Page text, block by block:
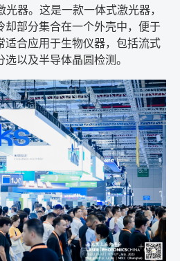
光器。这是一款一体式激光器，
却部分集合在一个外壳中，便于
适合应用于生物仪器，包括流式
以及半导体晶圆检测。